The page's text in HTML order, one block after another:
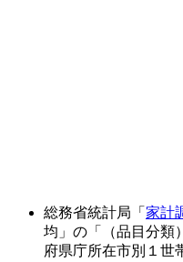
総務省統計局「 家計
均」の「（品目分
府県庁所在市別１世